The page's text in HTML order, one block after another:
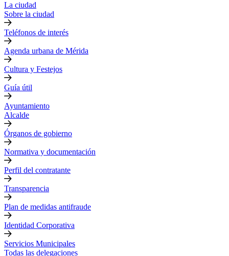
La ciudad
Sobre la ciudad
Teléfonos de interés
Agenda urbana de Mérida
Cultura y Festejos
Guía útil
Ayuntamiento
Alcalde
Órganos de gobierno
Normativa y documentación
Perfil del contratante
Transparencia
Plan de medidas antifraude
Identidad Corporativa
Servicios Municipales
Todas las delegaciones